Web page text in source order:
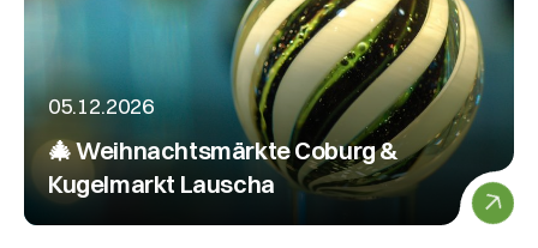
05.12.2026
🎄 Weihnachtsmärkte Coburg &
Kugelmarkt Lauscha